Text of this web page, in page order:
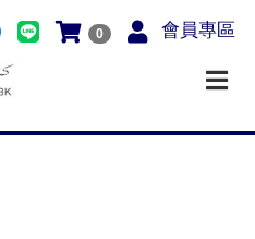
0 會員專區